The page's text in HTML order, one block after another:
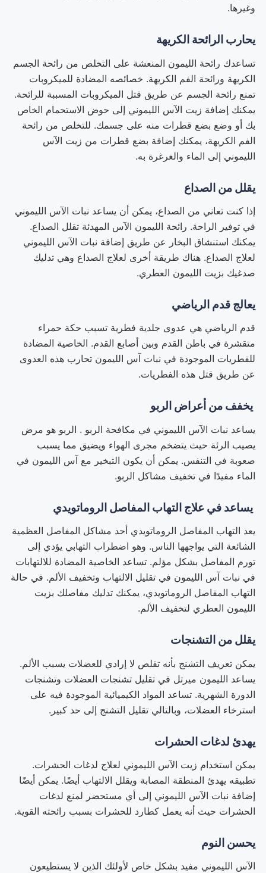
وغيرها.
يحارب الرائحة الكريهة
تساعدك رائحة الليمون المنعشة على التخلص من رائحة الجسم
الكريهة ورائحة الفم الكريهة. خصائصه المضادة للميكروبات
تمنع رائحة الجسم عن طريق قتل الميكروبات المسببة للرائحة.
يمكنك إضافة زيت الآس الليموني إلى حوض الاستحمام الخاص
بك أو وضع بضع قطرات منه على جسمك. للتخلص من رائحة
الفم الكريهة، يمكنك إضافة بضع قطرات من زيت الآس
الليموني إلى الماء والغرغرة به.
يقلل من الصداع
إذا كنت تعاني من الصداع، يمكن أن يساعد نبات الآس الليموني
في توفير الراحة. رائحة الليمون الآس المهدئة تقلل الصداع.
يمكنك استنشاق البخار عن طريق إضافة نبات الآس الليموني
لعلاج الصداع. هناك طريقة أخرى لعلاج الصداع وهي تدليك
صدغيك بزيت الليمون العطري.
يعالج قدم الرياضي
قدم الرياضي هي عدوى جلدية فطرية تسبب حكة حمراء
متقشرة في باطن القدم وبين أصابع القدم. الخاصية المضادة
للفطريات الموجودة في نبات آس الليمون تحارب هذه العدوى
عن طريق قتل هذه الفطريات.
يخفف من أعراض الربو
يساعد نبات الآس الليموني في مكافحة الربو . الربو هو مرض
يصيب الرئة حيث يتضخم مجرى الهواء ويضيق مما يسبب
صعوبة في التنفس. يمكن أن يكون التبخير مع آس الليمون في
الماء مفيدًا في تخفيف مشاكل الربو.
يساعد في علاج التهاب المفاصل الروماتويدي
يعد التهاب المفاصل الروماتويدي أحد مشاكل المفاصل العظمية
الشائعة التي يواجهها الناس. وهو اضطراب التهابي يؤدي إلى
تورم المفاصل بشكل مؤلم. تساعد الخاصية المضادة للالتهابات
في نبات آس الليمون في تقليل الالتهاب وتخفيف الألم. في حالة
التهاب المفاصل الروماتويدي، يمكنك تدليك مفاصلك بزيت
الليمون العطري لتخفيف الألم.
يقلل من التشنجات
يمكن تعريف التشنج بأنه تقلص لا إرادي للعضلات يسبب الألم.
يساعد الليمون ميرتل في تقليل تشنجات العضلات وتشنجات
الدورة الشهرية. تساعد المواد الكيميائية الموجودة فيه على
استرخاء العضلات، وبالتالي تقليل التشنج إلى حد كبير.
يهدئ لدغات الحشرات
يمكن استخدام زيت الآس الليموني لعلاج لدغات الحشرات.
تطبيقه يهدئ المنطقة المصابة ويقلل الالتهاب أيضًا. يمكن أيضًا
إضافة نبات الآس الليموني إلى أي مستحضر لمنع لدغات
الحشرات حيث أنه يعمل كطارد للحشرات بسبب رائحته القوية.
يحسن النوم
الآس الليموني مفيد بشكل خاص لأولئك الذين لا يستطيعون